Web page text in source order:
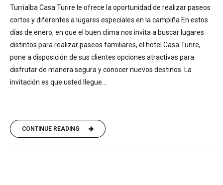
Turrialba Casa Turire le ofrece la oportunidad de realizar paseos
cortos y diferentes a lugares especiales en la campiña En estos
días de enero, en que el buen clima nos invita a buscar lugares
distintos para realizar paseos familiares, el hotel Casa Turire,
pone a disposición de sus clientes opciones atractivas para
disfrutar de manera segura y conocer nuevos destinos. La
invitación es que usted llegue...
CONTINUE READING